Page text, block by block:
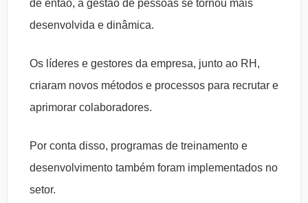
de então, a gestão de pessoas se tornou mais
desenvolvida e dinâmica.
Os líderes e gestores da empresa, junto ao RH,
criaram novos métodos e processos para recrutar e
aprimorar colaboradores.
Por conta disso, programas de treinamento e
desenvolvimento também foram implementados no
setor.